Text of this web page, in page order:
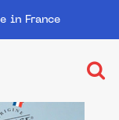
in France